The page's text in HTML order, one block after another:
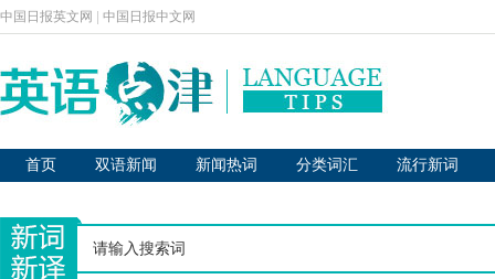
中国日报英文网 中国日报中文网
首页 双语新闻 新闻热词 分类词汇 流行新词